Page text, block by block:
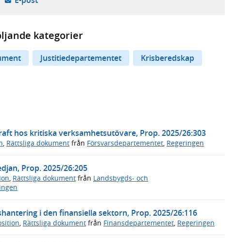
kategorier
Justitiedepartementet Krisberedskap
hos kritiska verksamhetsutövare, Prop. 2025/26:303
Rättsliga dokument från Försvarsdepartementet Regeringen
Prop. 2025/26:205
, Rättsliga dokument från Landsbygds- och
i den finansiella sektorn, Prop. 2025/26:116
, Rättsliga dokument från Finansdepartementet, Regeringen